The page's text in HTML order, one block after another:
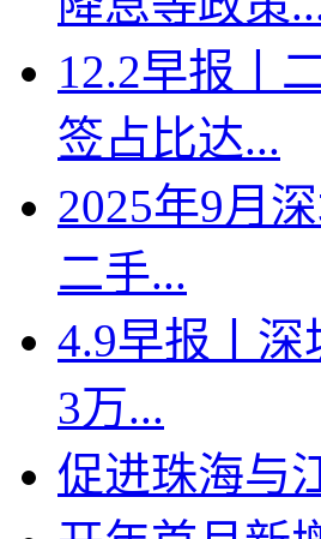
12.2早报丨
签占比达...
2025年9月
二手...
4.9早报丨深
3万...
促进珠海与